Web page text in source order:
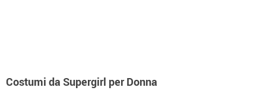
Costumi da Supergirl per Donna